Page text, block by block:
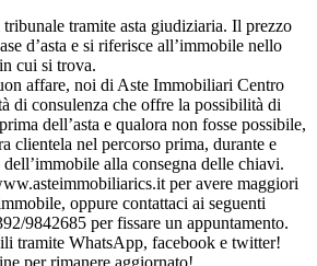
tramite asta giudiziaria. Il prezzo
d’asta e si riferisce all’immobile nello
cui si trova.
affare, noi di Aste Immobiliari Centro
di consulenza che offre la possibilità di
dell’asta e qualora non fosse possibile,
clientela nel percorso prima, durante e
alla consegna delle chiavi.
per avere maggiori
oppure contattaci ai seguenti
9842685 per fissare un appuntamento.
tramite WhatsApp, facebook e twitter!